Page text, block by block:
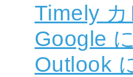
Timely
Google
Outlook